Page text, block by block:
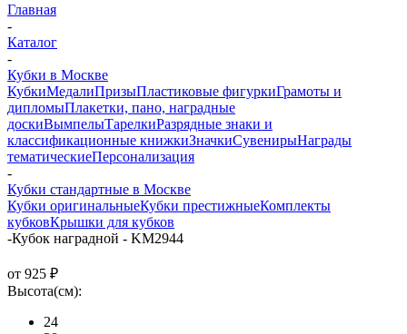
Главная
-
Каталог
-
Кубки в Москве
КубкиМедалиПризыПластиковые фигуркиГрамоты и
дипломыПлакетки, пано, наградные
доскиВымпелыТарелкиРазрядные знаки и
классификационные книжкиЗначкиСувенирыНаграды
тематическиеПерсонализация
-
Кубки стандартные в Москве
Кубки оригинальныеКубки престижныеКомплекты
кубковКрышки для кубков
-Кубок наградной - KM2944
от 925 ₽
Высота(см):
24